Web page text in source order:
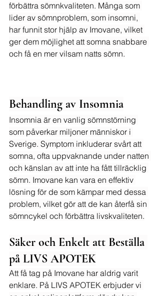
förbättra sömnkvaliteten. Många som
lider av sömnproblem, som insomni,
har funnit stor hjälp av Imovane, vilket
ger dem möjlighet att somna snabbare
och få en mer vilsam natts sömn.
Behandling av Insomnia
Insomnia är en vanlig sömnstörning
som påverkar miljoner människor i
Sverige. Symptom inkluderar svårt att
somna, ofta uppvaknande under natten
och känslan av att inte ha fått tillräcklig
sömn. Imovane kan vara en effektiv
lösning för de som kämpar med dessa
problem, vilket gör att de kan återfå sin
sömncykel och förbättra livskvaliteten.
Säker och Enkelt att Beställa
på LIVS APOTEK
Att få tag på Imovane har aldrig varit
enklare. På LIVS APOTEK erbjuder vi